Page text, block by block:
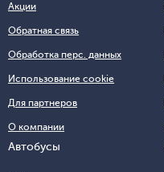
Акции
Обратная связь
Обработка перс. данных
Использование cookie
Для партнеров
О компании
Автобусы